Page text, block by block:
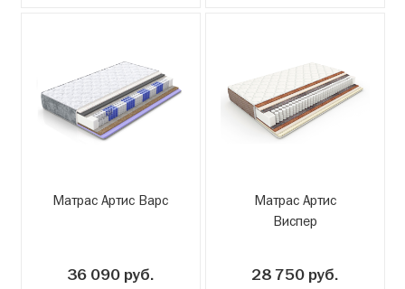
Матрас Артис Варс
36 090 руб.
Матрас Артис
Виспер
28 750 руб.